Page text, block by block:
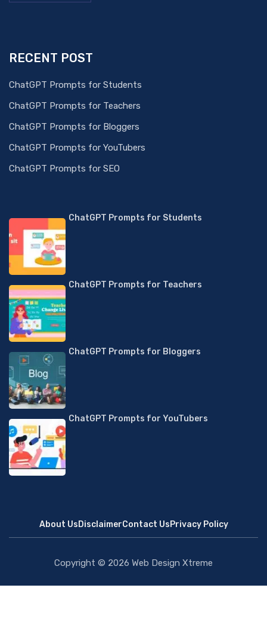
RECENT POST
ChatGPT Prompts for Students
ChatGPT Prompts for Teachers
ChatGPT Prompts for Bloggers
ChatGPT Prompts for YouTubers
ChatGPT Prompts for SEO
ChatGPT Prompts for Students
ChatGPT Prompts for Teachers
ChatGPT Prompts for Bloggers
ChatGPT Prompts for YouTubers
About UsDisclaimerContact UsPrivacy Policy
Copyright © 2026 Web Design Xtreme